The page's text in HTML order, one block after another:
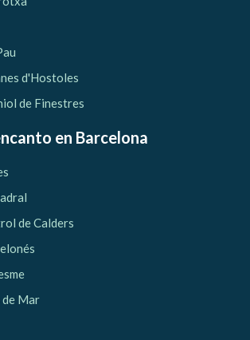
d'Hostoles
de Finestres
en Barcelona
de Calders
de Mar